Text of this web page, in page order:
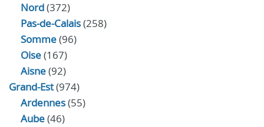
Nord(372)
Pas-de-Calais(258)
Somme(96)
Oise(167)
Aisne(92)
Grand-Est(974)
Ardennes(55)
Aube(46)